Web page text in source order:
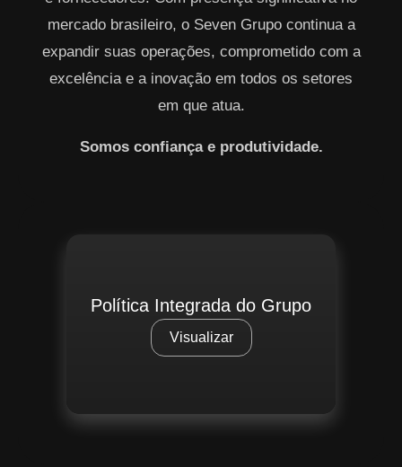
mercado brasileiro, o Seven Grupo continua a
expandir suas operações, comprometido com a
excelência e a inovação em todos os setores
em que atua.
Somos confiança e produtividade.
Política Integrada do Grupo
Visualizar